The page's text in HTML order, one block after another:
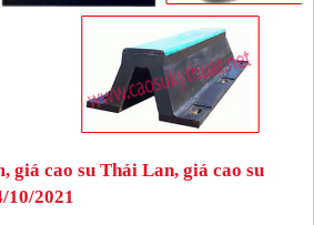
giá cao su Thái Lan, giá cao su
10/2021